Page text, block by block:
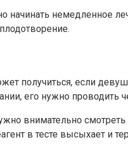
начинать немедленное
получиться, если
его нужно проводить
внимательно смотреть
в тесте высыхает и